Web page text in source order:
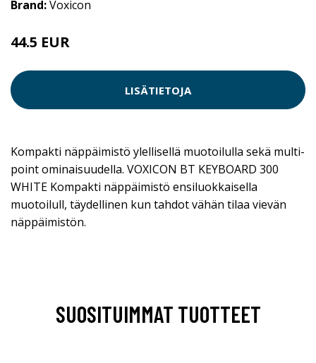
Brand:Voxicon
44.5 EUR
LISÄTIETOJA
Kompakti näppäimistö ylellisellä muotoilulla sekä multi-
point ominaisuudella. VOXICON BT KEYBOARD 300
WHITE Kompakti näppäimistö ensiluokkaisella
muotoilull, täydellinen kun tahdot vähän tilaa vievän
näppäimistön.
SUOSITUIMMAT TUOTTEET